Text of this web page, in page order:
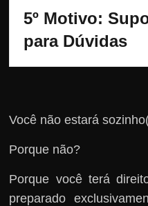
5º Motivo:
para Dúvidas
Você não estará
Porque não?
Porque você terá
preparado